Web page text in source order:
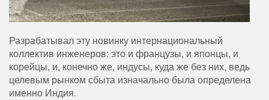
Разрабатывал эту новинку интернациональный
коллектив инженеров: это и французы, и японцы, и
корейцы, и, конечно же, индусы, куда же без них, ведь
целевым рынком сбыта изначально была определена
именно Индия.